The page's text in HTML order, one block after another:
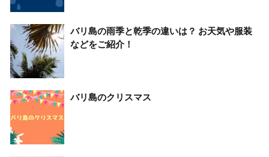
バリ島の雨季と乾季の違いは？ お天気や服装
などをご紹介！
バリ島のクリスマス